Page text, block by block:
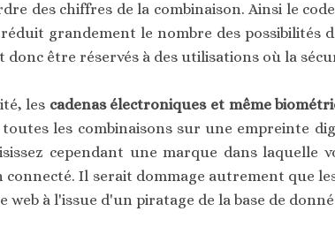
des chiffres de la combinaison. Ainsi le
réduit grandement le nombre des possibilités
donc être réservés à des utilisations où la
les cadenas électroniques et même
les combinaisons sur une empreinte
cependant une marque dans laquelle
Il serait dommage autrement que
à l'issue d'un piratage de la base de